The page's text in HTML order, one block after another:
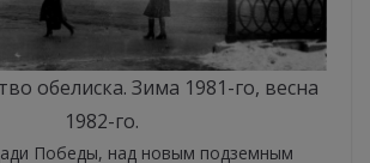
обелиска. Зима 1981-го, весна
1982-го.
Победы, над новым подземным